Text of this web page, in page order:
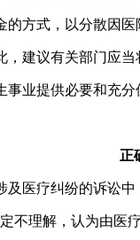
的方式，以分散因
，建议有关部门应
事业提供必要和充
正
及医疗纠纷的诉讼
不理解，认为由医